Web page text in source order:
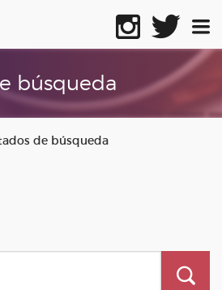
búsqueda
de búsqueda